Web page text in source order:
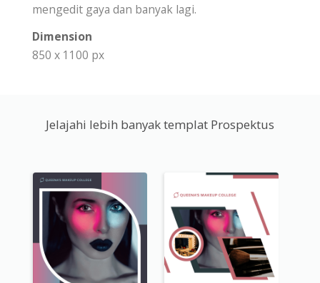
mengedit gaya dan banyak lagi.
Dimension
850 x 1100 px
Jelajahi lebih banyak templat Prospektus